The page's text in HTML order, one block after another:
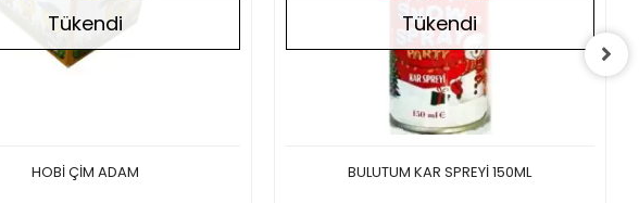
Tükendi
HOBİ ÇİM ADAM
Tükendi
BULUTUM KAR SPREYİ 150ML